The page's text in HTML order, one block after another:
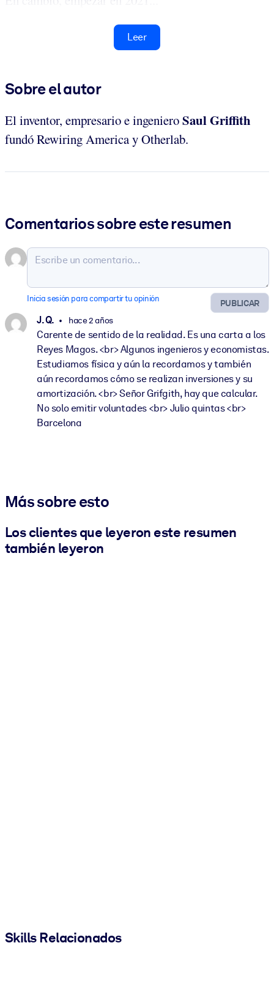
Leer
Sobre el autor
El inventor, empresario e ingenieroSaul Griffith
fundó Rewiring America y Otherlab.
Comentarios sobre este resumen
PUBLICAR
Inicia sesión para compartir tu opinión
J. Q. hace 2 años
Carente de sentido de la realidad. Es una carta a los
Reyes Magos. <br> Algunos ingenieros y economistas.
Estudiamos física y aún la recordamos y también
aún recordamos cómo se realizan inversiones y su
amortización. <br> Señor Grifgith, hay que calcular.
No solo emitir voluntades <br> Julio quintas <br>
Barcelona
Más sobre esto
Los clientes que leyeron este resumen
también leyeron
Skills Relacionados